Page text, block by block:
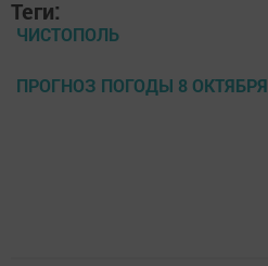
Теги:
ЧИСТОПОЛЬ
ПРОГНОЗ ПОГОДЫ 8 ОКТЯБРЯ